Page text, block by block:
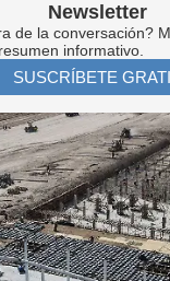
Newsletter
de la conversación?
informativo.
SUSCRÍBETE